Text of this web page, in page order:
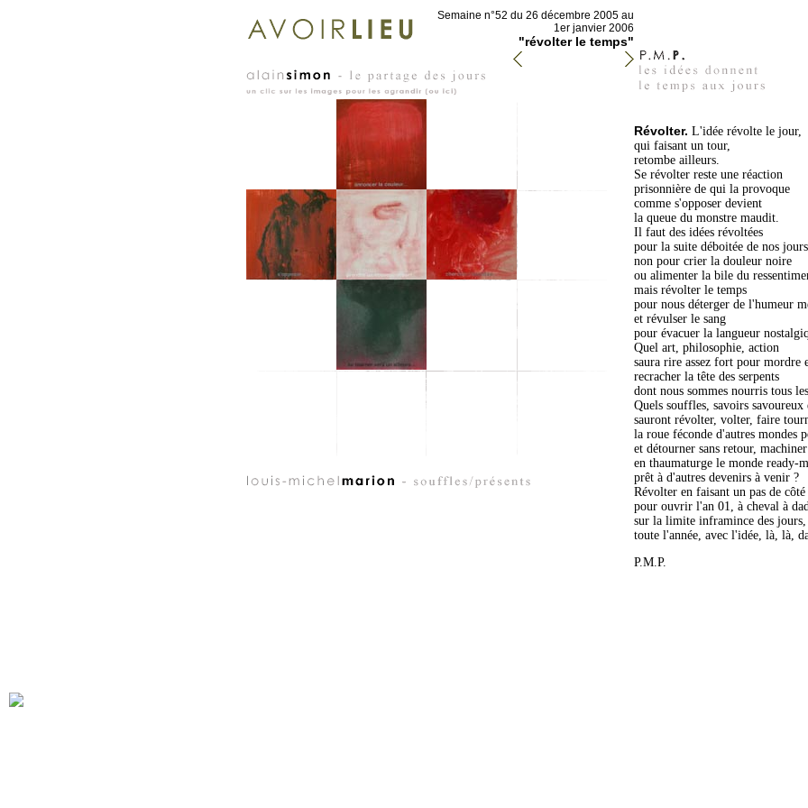
Semaine n°52 du 26 décembre 2005 au
1er janvier 2006
"révolter le temps"
Révolter. L'idée révolte le jour,
qui faisant un tour,
retombe ailleurs.
Se révolter reste une réaction
prisonnière de qui la provoque
comme s'opposer devient
la queue du monstre maudit.
Il faut des idées révoltées
pour la suite déboitée de nos
non pour crier la douleur noire
ou alimenter la bile du
mais révolter le temps
pour nous déterger de l'humeur
et révulser le sang
pour évacuer la langueur
Quel art, philosophie, action
saura rire assez fort pour mordre
recracher la tête des serpents
dont nous sommes nourris tous
Quels souffles, savoirs savoureux
sauront révolter, volter, faire
la roue féconde d'autres mondes
et détourner sans retour, machiner
en thaumaturge le monde ready-
prêt à d'autres devenirs à venir ?
Révolter en faisant un pas de côté
pour ouvrir l'an 01, à cheval à
sur la limite inframince des jours,
toute l'année, avec l'idée, là, là,
P.M.P.